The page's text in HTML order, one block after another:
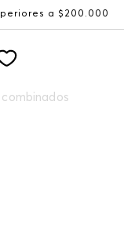
a $200.000